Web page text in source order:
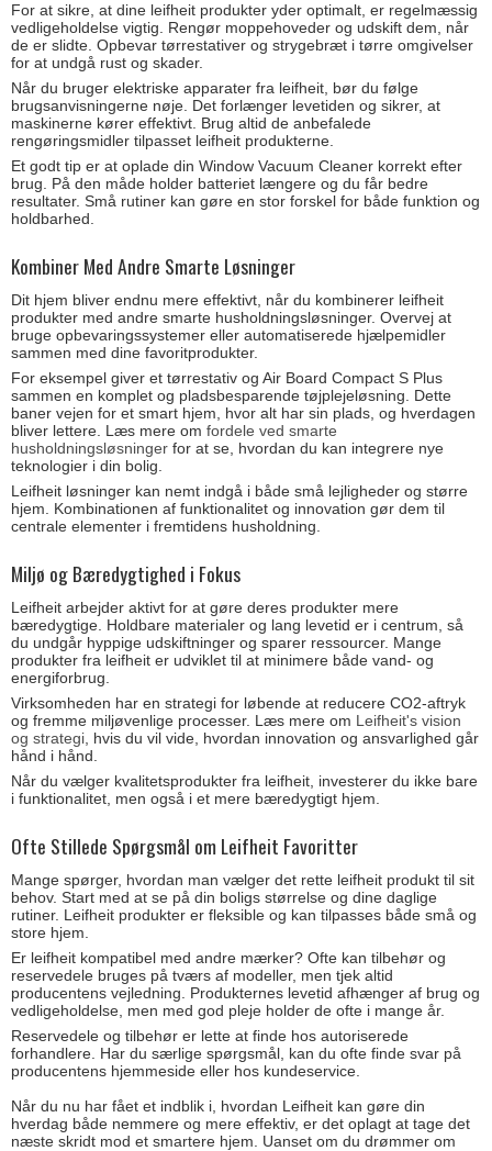
For at sikre, at dine leifheit produkter yder optimalt, er regelmæssig
vedligeholdelse vigtig. Rengør moppehoveder og udskift dem, når
de er slidte. Opbevar tørrestativer og strygebræt i tørre omgivelser
for at undgå rust og skader.
Når du bruger elektriske apparater fra leifheit, bør du følge
brugsanvisningerne nøje. Det forlænger levetiden og sikrer, at
maskinerne kører effektivt. Brug altid de anbefalede
rengøringsmidler tilpasset leifheit produkterne.
Et godt tip er at oplade din Window Vacuum Cleaner korrekt efter
brug. På den måde holder batteriet længere og du får bedre
resultater. Små rutiner kan gøre en stor forskel for både funktion og
holdbarhed.
Kombiner Med Andre Smarte Løsninger
Dit hjem bliver endnu mere effektivt, når du kombinerer leifheit
produkter med andre smarte husholdningsløsninger. Overvej at
bruge opbevaringssystemer eller automatiserede hjælpemidler
sammen med dine favoritprodukter.
For eksempel giver et tørrestativ og Air Board Compact S Plus
sammen en komplet og pladsbesparende tøjplejeløsning. Dette
baner vejen for et smart hjem, hvor alt har sin plads, og hverdagen
bliver lettere. Læs mere om fordele ved smarte
husholdningsløsninger for at se, hvordan du kan integrere nye
teknologier i din bolig.
Leifheit løsninger kan nemt indgå i både små lejligheder og større
hjem. Kombinationen af funktionalitet og innovation gør dem til
centrale elementer i fremtidens husholdning.
Miljø og Bæredygtighed i Fokus
Leifheit arbejder aktivt for at gøre deres produkter mere
bæredygtige. Holdbare materialer og lang levetid er i centrum, så
du undgår hyppige udskiftninger og sparer ressourcer. Mange
produkter fra leifheit er udviklet til at minimere både vand- og
energiforbrug.
Virksomheden har en strategi for løbende at reducere CO2-aftryk
og fremme miljøvenlige processer. Læs mere om Leifheit's vision
og strategi , hvis du vil vide, hvordan innovation og ansvarlighed går
hånd i hånd.
Når du vælger kvalitetsprodukter fra leifheit, investerer du ikke bare
i funktionalitet, men også i et mere bæredygtigt hjem.
Ofte Stillede Spørgsmål om Leifheit Favoritter
Mange spørger, hvordan man vælger det rette leifheit produkt til sit
behov. Start med at se på din boligs størrelse og dine daglige
rutiner. Leifheit produkter er fleksible og kan tilpasses både små og
store hjem.
Er leifheit kompatibel med andre mærker? Ofte kan tilbehør og
reservedele bruges på tværs af modeller, men tjek altid
producentens vejledning. Produkternes levetid afhænger af brug og
vedligeholdelse, men med god pleje holder de ofte i mange år.
Reservedele og tilbehør er lette at finde hos autoriserede
forhandlere. Har du særlige spørgsmål, kan du ofte finde svar på
producentens hjemmeside eller hos kundeservice.
Når du nu har fået et indblik i, hvordan Leifheit kan gøre din
hverdag både nemmere og mere effektiv, er det oplagt at tage det
næste skridt mod et smartere hjem. Uanset om du drømmer om